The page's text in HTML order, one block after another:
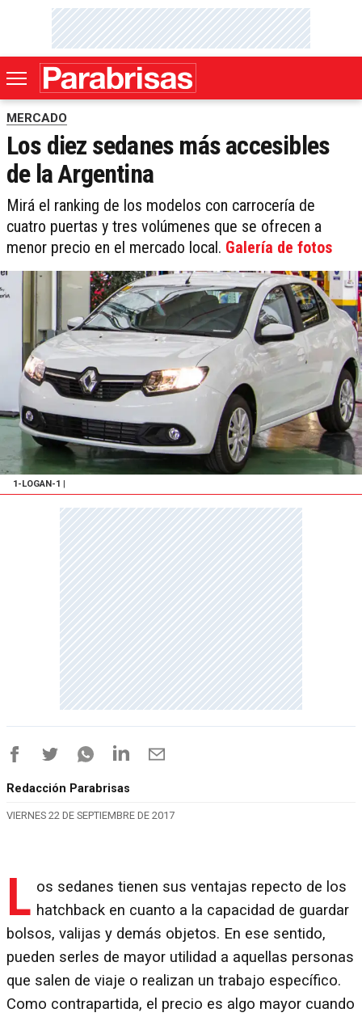
MERCADO
Los diez sedanes más accesibles
de la Argentina
Mirá el ranking de los modelos con carrocería de
cuatro puertas y tres volúmenes que se ofrecen a
menor precio en el mercado local. Galería de fotos
1-LOGAN-1
Redacción Parabrisas
VIERNES 22 DE SEPTIEMBRE DE 2017
L os sedanes tienen sus ventajas repecto de los
hatchback en cuanto a la capacidad de guardar
bolsos, valijas y demás objetos. En ese sentido,
pueden serles de mayor utilidad a aquellas personas
que salen de viaje o realizan un trabajo específico.
Como contrapartida, el precio es algo mayor cuando